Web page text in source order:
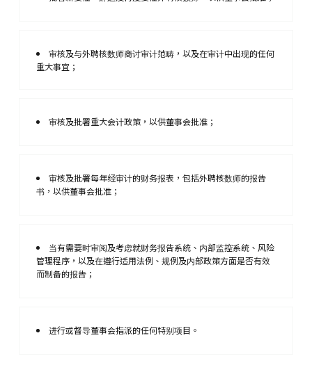
审核及与外聘核数师商讨审计范畴，以及在审计中出现的任何
重大事宜；
审核及批署重大会计政策，以供董事会批准；
审核及批署每年经审计的财务报表，包括外聘核数师的报告
书，以供董事会批准；
当有需要时审阅及考虑就财务报告系统、内部监控系统、风险
管理程序，以及在遵行适用法例、规例及内部政策方面是否有效
而制备的报告；
进行或督导董事会指派的任何特别项目。